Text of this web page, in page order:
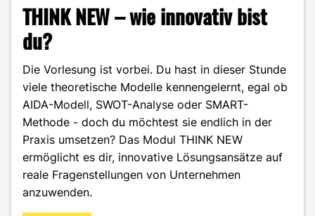
THINK NEW – wie innovativ bist
du?
Die Vorlesung ist vorbei. Du hast in dieser Stunde
viele theoretische Modelle kennengelernt, egal ob
AIDA-Modell, SWOT-Analyse oder SMART-
Methode - doch du möchtest sie endlich in der
Praxis umsetzen? Das Modul THINK NEW
ermöglicht es dir, innovative Lösungsansätze auf
reale Fragenstellungen von Unternehmen
anzuwenden.